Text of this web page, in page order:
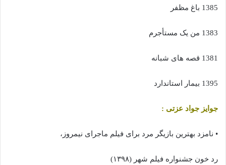
1385 باغ مظفر
1383 من یک مستأجرم
1381 قصه های شبانه
1395 بیمار استاندارد
جوایز جواد عزتی :
• نامزد بهترین بازیگر مرد برای فیلم ماجرای نیمروز،
رد خون جشنواره فیلم شهر (۱۳۹۸)